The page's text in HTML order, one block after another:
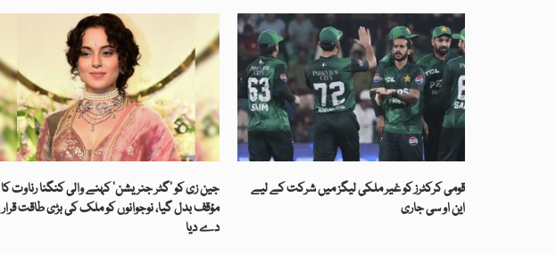
جین زی کو ’گٹر جنریشن‘ کہنے والی کنگنا رناوت کا
مؤقف بدل گیا، نوجوانوں کو ملک کی بڑی طاقت قرار
دے دیا
قومی کرکٹرز کو غیر ملکی لیگز میں شرکت کے لیے
این او سی جاری